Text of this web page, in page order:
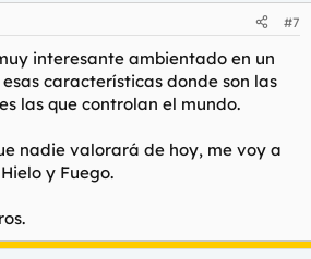
#7
interesante ambientado en un
características donde son las
las que controlan el mundo.
nadie valorará de hoy, me voy a
y Fuego.